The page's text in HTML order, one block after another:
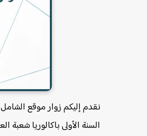
نقدم إليكم زوار موقع الشامل
السنة الأولى باكالوريا شعبة